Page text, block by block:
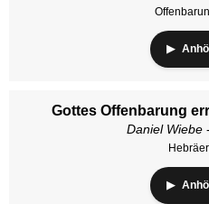
Gottes Offenbarung
Daniel Wiebe-